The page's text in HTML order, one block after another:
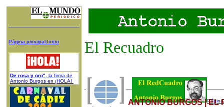
Página principal-Inicio
De rosa y oro" , la firma de
Antonio Burgos en ¡HOLA!
El Recuadro
ANTONIO BURGOS | EL